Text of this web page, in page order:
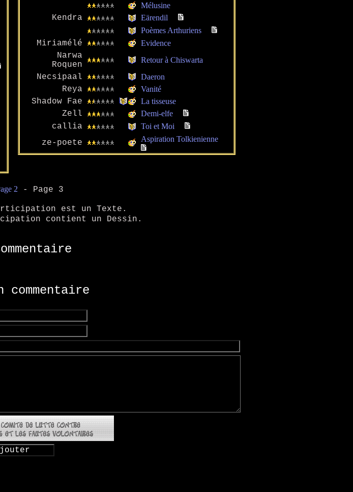
Mélusine
Kendra
Eärendil
Poèmes Arthuriens
Miriamélé Evidence
Narwa
Roquen
Retour à Chiswarta
Necsipaal Daeron
Reya Vanité
Shadow Fae La tisseuse
Zell Demi-elfe
callia Toi et Moi
ze-poete Aspiration Tolkienienne
2 - Page 3
est un Texte.
contient un Dessin.